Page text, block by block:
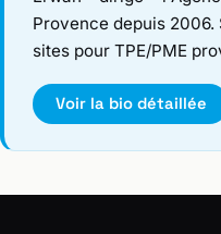
Provence depuis
sites pour TPE/PME
Voir la bio détaillée